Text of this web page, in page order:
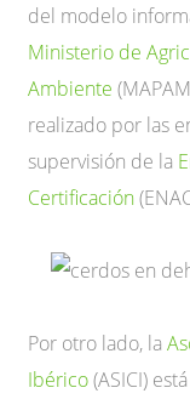
del modelo
Ministerio de
Ambiente
realizado por las
supervisión de la
Certificación
Por otro lado, la
Ibérico(ASICI)